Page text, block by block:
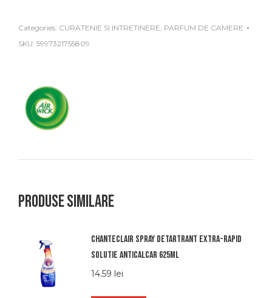
Categories: CURATENIE SI INTRETINERE PARFUM DE CAMERE
SKU: 5997321755809
Produse similare
Chanteclair spray detartrant extra-rapid
solutie anticalcar 625ml
14.59 lei